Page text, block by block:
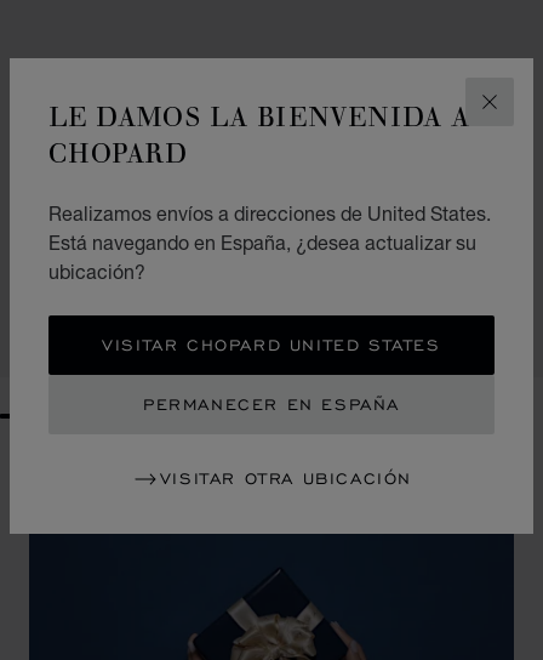
LE DAMOS LA BIENVENIDA A
CHOPARD
Realizamos envíos a direcciones de United States.
Está navegando en España, ¿desea actualizar su
ubicación?
VISITAR CHOPARD UNITED STATES
PERMANECER EN ESPAÑA
VISITAR OTRA UBICACIÓN
IR A LA DIAPOSITIVA 1
IR A LA DIAPOSITIVA 2
IR A LA DIAPOSITIVA
MICROBOLSO DIAMOND TOTE
PIEL DE BECERRO NEGRA GRANEADA
COMPRAR